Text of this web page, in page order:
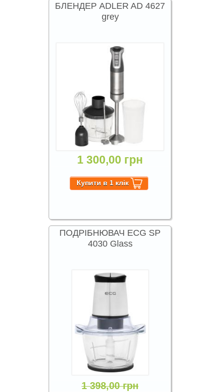
БЛЕНДЕР ADLER AD 4627
grey
1 300,00 грн
ПОДРІБНЮВАЧ ECG SP
4030 Glass
1 398,00 грн